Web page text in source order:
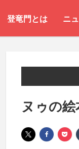
登竜門とは ニ
ヌゥの